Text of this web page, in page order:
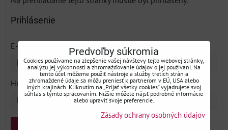
Prihlásenie
E-mail: *
Heslo:*
Predvoľby súkromia
Cookies používame na zlepšenie vašej návštevy tejto webovej stránky,
analýzu jej výkonnosti a zhromažďovanie údajov o jej používaní. Na
tento účel môžeme použiť nástroje a služby tretích strán a
zhromaždené údaje sa môžu preniesť k partnerom v EÚ, USA alebo
iných krajinách. Kliknutím na „Prijať všetky cookies“ vyjadrujete svoj
súhlas s týmto spracovaním. Nižšie môžete nájsť podrobné informácie
alebo upraviť svoje preferencie.
Zásady ochrany osobných údajov